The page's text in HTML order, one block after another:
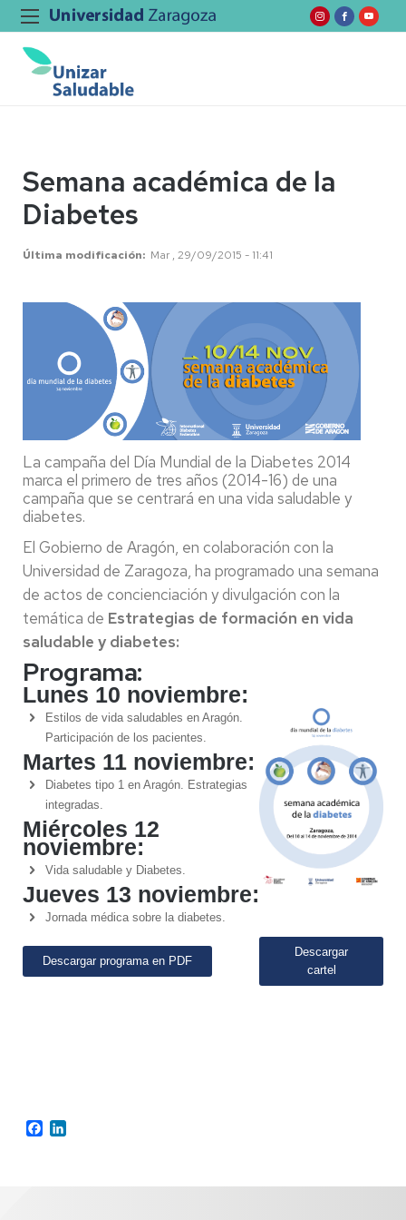
Semana académica de la
Diabetes
Última modificación Mar , 29/09/2015 - 11:41
La campaña del Día Mundial de la Diabetes 2014
marca el primero de tres años (2014-16) de una
campaña que se centrará en una vida saludable y
diabetes.
El Gobierno de Aragón, en colaboración con la
Universidad de Zaragoza, ha programado una semana
de actos de concienciación y divulgación con la
temática de Estrategias de formación en vida
saludable y diabetes:
Programa:
Lunes 10 noviembre:
Estilos de vida saludables en Aragón.
Participación de los pacientes.
Martes 11 noviembre:
Diabetes tipo 1 en Aragón. Estrategias
integradas.
Miércoles 12
noviembre:
Vida saludable y Diabetes.
Jueves 13 noviembre:
Jornada médica sobre la diabetes.
Descargar programa en PDF
Descargar
cartel
Facebook